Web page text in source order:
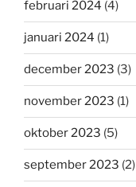
februari 2024 (4)
januari 2024 (1)
december 2023 (3)
november 2023 (1)
oktober 2023 (5)
september 2023 (2)